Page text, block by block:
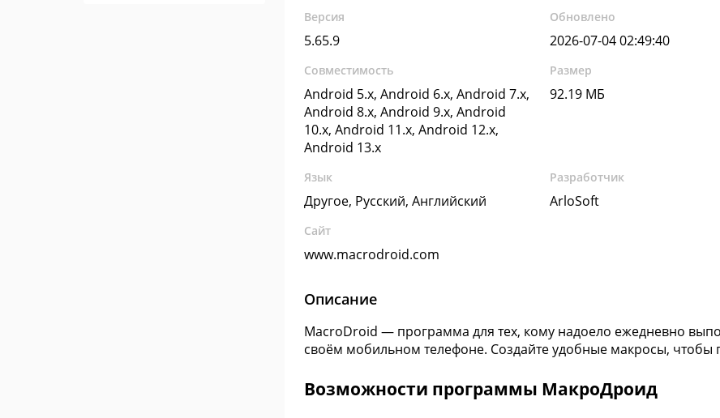
Версия
5.65.9
Обновлено
2026-07-04 02:49:40
Совместимость
Android 5.x, Android 6.x, Android 7.x,
Android 8.x, Android 9.x, Android
10.x, Android 11.x, Android 12.x,
Android 13.x
Размер
92.19 МБ
Язык
Другое, Русский, Английский
Разработчик
ArloSoft
Сайт
www.macrodroid.com
Описание
MacroDroid — программа для тех, кому надоело ежедневно
своём мобильном телефоне. Создайте удобные макросы, чтобы
Возможности программы МакроДроид